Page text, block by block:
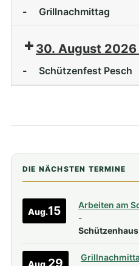
- Grillnachmittag
30. August 2026
- Schützenfest Pesch
DIE NÄCHSTEN TERMINE
Aug.15
Arbeiten am
-